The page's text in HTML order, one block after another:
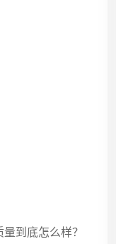
到底怎么样？